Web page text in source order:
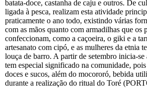
batata-doce, castanha de caju e outros. De
ligada à pesca, realizam esta atividade
praticamente o ano todo, existindo várias
com as mãos quanto com armadilhas que os
confeccionam, como a caçoeira, o giki e a
artesanato com cipó, e as mulheres da etnia
louça de barro. A partir de setembro inicia-se
tem especial significado na comunidade,
doces e sucos, além do mocororó, bebida
durante a realização do ritual do Toré